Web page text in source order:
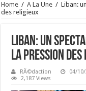
Home / A La Une / Liban:
des religieux
Liban: un
la pression
RÃ©daction 04/
2,187 Views